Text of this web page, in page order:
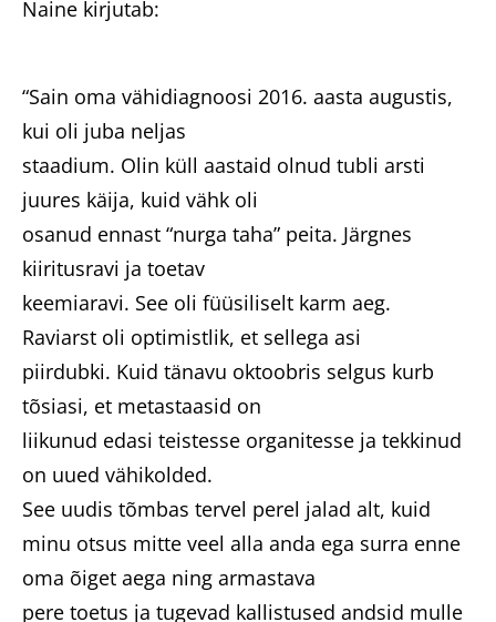
Naine kirjutab:
“Sain oma vähidiagnoosi 2016. aasta augustis,
kui oli juba neljas
staadium. Olin küll aastaid olnud tubli arsti
juures käija, kuid vähk oli
osanud ennast “nurga taha” peita. Järgnes
kiiritusravi ja toetav
keemiaravi. See oli füüsiliselt karm aeg.
Raviarst oli optimistlik, et sellega asi
piirdubki. Kuid tänavu oktoobris selgus kurb
tõsiasi, et metastaasid on
liikunud edasi teistesse organitesse ja tekkinud
on uued vähikolded.
See uudis tõmbas tervel perel jalad alt, kuid
minu otsus mitte veel alla anda ega surra enne
oma õiget aega ning armastava
pere toetus ja tugevad kallistused andsid mulle